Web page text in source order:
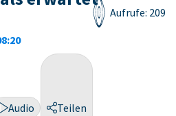
Aufrufe: 209
Audio Teilen